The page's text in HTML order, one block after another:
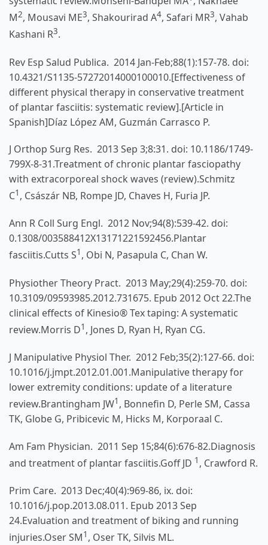
M2, Mousavi ME3, Shakourirad A4, Safari MR3, Vahab
Kashani R3.
Rev Esp Salud Publica. 2014 Jan-Feb;88(1):157-78. doi:
10.4321/S1135-57272014000100010.[Effectiveness of
different physical therapy in conservative treatment
of plantar fasciitis: systematic review].[Article in
Spanish]Díaz López AM, Guzmán Carrasco P.
J Orthop Surg Res. 2013 Sep 3;8:31. doi: 10.1186/1749-
799X-8-31.Treatment of chronic plantar fasciopathy
with extracorporeal shock waves (review).Schmitz
C1 , Császár NB, Rompe JD, Chaves H, Furia JP.
Ann R Coll Surg Engl. 2012 Nov;94(8):539-42. doi:
0.1308/003588412X13171221592456.Plantar
fasciitis.Cutts S1 , Obi N, Pasapula C, Chan W.
Physiother Theory Pract. 2013 May;29(4):259-70. doi:
10.3109/09593985.2012.731675. Epub 2012 Oct 22.The
clinical effects of Kinesio® Tex taping: A systematic
review.Morris D1 , Jones D, Ryan H, Ryan CG.
J Manipulative Physiol Ther. 2012 Feb;35(2):127-66. doi:
10.1016/j.jmpt.2012.01.001.Manipulative therapy for
lower extremity conditions: update of a literature
review.Brantingham JW1 , Bonnefin D, Perle SM, Cassa
TK, Globe G, Pribicevic M, Hicks M, Korporaal C.
Am Fam Physician. 2011 Sep 15;84(6):676-82.Diagnosis
and treatment of plantar fasciitis.Goff JD 1 , Crawford R.
Prim Care. 2013 Dec;40(4):969-86, ix. doi:
10.1016/j.pop.2013.08.011. Epub 2013 Sep
24.Evaluation and treatment of biking and running
injuries.Oser SM1 , Oser TK, Silvis ML.